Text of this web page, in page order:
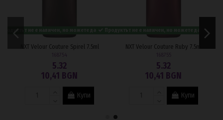
не е наличен, но можете да го заявите.
NXT Velour Couture Spirel 7.5ml
5.32
10,41 BGN
Купи
Продуктът не е наличен, но можете да го
NXT Velour Couture Ruby 7.5ml
5.32
10,41 BGN
Купи